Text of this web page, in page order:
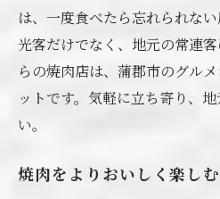
国産牛の美味しさを
新鮮野菜と焼肉の絶
三谷温泉の味を彩る
地元農産物を活かし
焼肉を通じて蒲郡市
は、一度食べたら忘れられな
光客だけでなく、地元の常連
らの焼肉店は、蒲郡市のグル
ットです。気軽に立ち寄り、
い。
焼肉をよりおいしく楽し